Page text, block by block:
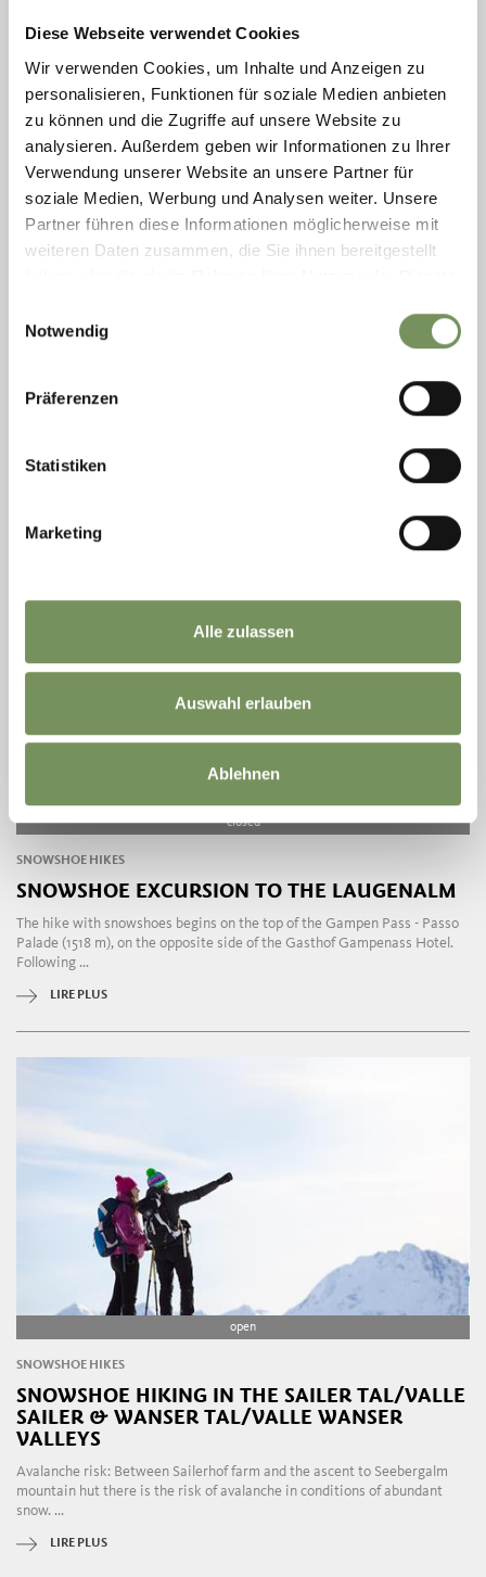
Diese Webseite verwendet Cookies
Wir verwenden Cookies, um Inhalte und Anzeigen zu
personalisieren, Funktionen für soziale Medien anbieten
zu können und die Zugriffe auf unsere Website zu
analysieren. Außerdem geben wir Informationen zu Ihrer
Verwendung unserer Website an unsere Partner für
soziale Medien, Werbung und Analysen weiter. Unsere
Partner führen diese Informationen möglicherweise mit
weiteren Daten zusammen, die Sie ihnen bereitgestellt
Notwendig
Präferenzen
Statistiken
Marketing
Alle zulassen
Auswahl erlauben
Ablehnen
SNOWSHOE HIKING TO THE FALTSCHNALALM
MOUNTAIN HUT (1,875 M)
Faltschnalbach torrent! Refreshment stop: Zeppichl inn
closed
SNOWSHOE HIKES
SNOWSHOE EXCURSION TO THE LAUGENALM
The hike with snowshoes begins on the top of the Gampen Pass - Passo
Palade (1518 m), on the opposite side of the Gasthof Gampenass Hotel.
Following ...
LIRE PLUS
open
SNOWSHOE HIKES
SNOWSHOE HIKING IN THE SAILER TAL/VALLE
SAILER & WANSER TAL/VALLE WANSER
VALLEYS
Avalanche risk: Between Sailerhof farm and the ascent to Seebergalm
mountain hut there is the risk of avalanche in conditions of abundant
snow. ...
LIRE PLUS